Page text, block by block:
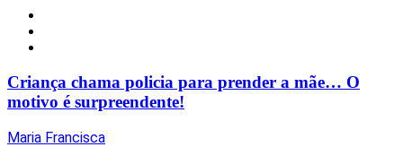
Criança chama policia para prender a mãe… O
motivo é surpreendente!
Maria Francisca